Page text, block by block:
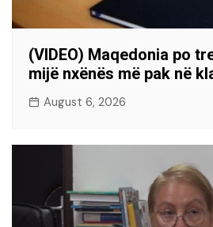
(VIDEO) Maqedonia po
mijë nxënës më pak në
August 6, 2026